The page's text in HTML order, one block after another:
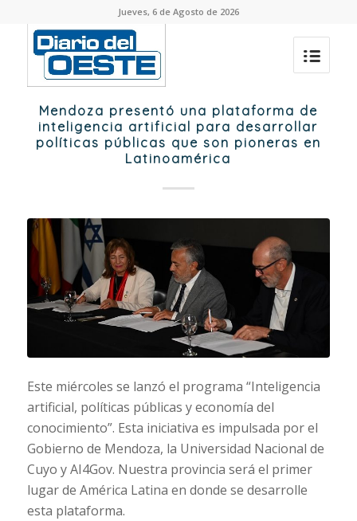
Jueves, 6 de Agosto de 2026
Mendoza presentó una plataforma de
inteligencia artificial para desarrollar
políticas públicas que son pioneras en
Latinoamérica
Este miércoles se lanzó el programa “Inteligencia
artificial, políticas públicas y economía del
conocimiento”. Esta iniciativa es impulsada por el
Gobierno de Mendoza, la Universidad Nacional de
Cuyo y AI4Gov. Nuestra provincia será el primer
lugar de América Latina en donde se desarrolle
esta plataforma.